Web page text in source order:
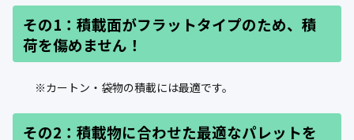
その1：積載面がフラットタイプのため、積
荷を傷めません！
※カートン・袋物の積載には最適です。
その2：積載物に合わせた最適なパレットを